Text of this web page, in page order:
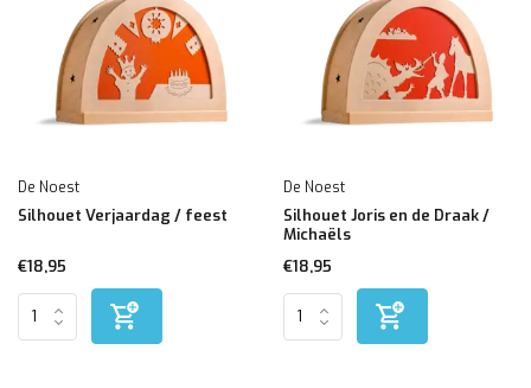
De Noest
Silhouet Verjaardag / feest
€18,95
De Noest
Silhouet Joris en de Draak /
Michaëls
€18,95